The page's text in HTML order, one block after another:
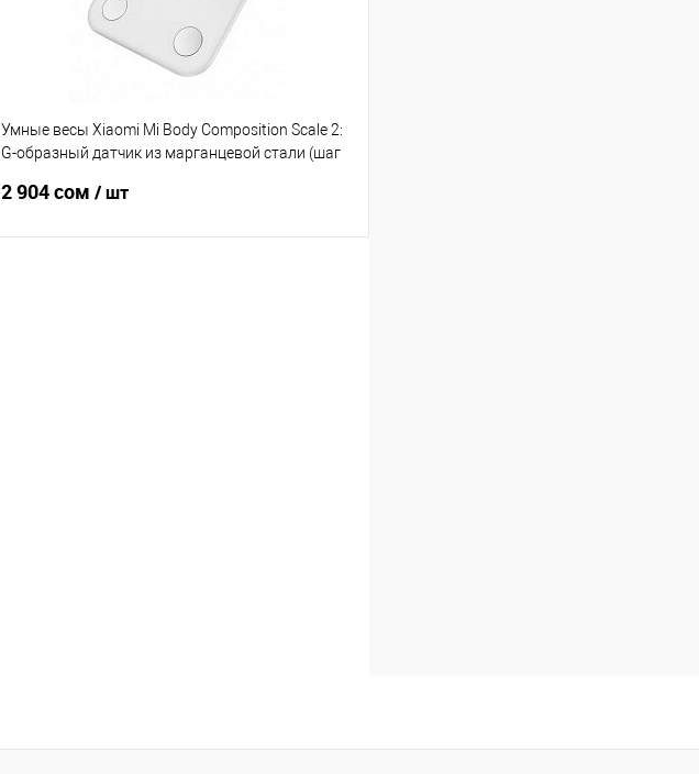
Умные весы Xiaomi Mi Body Composition Scale 2:
G-образный датчик из марганцевой стали (шаг
параметров состава тела, скрытый LED-дисп,
2 904 сом / шт